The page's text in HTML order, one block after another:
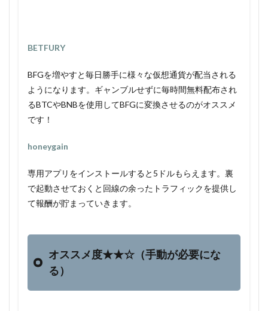
BETFURY
BFGを増やすと毎日勝手に様々な仮想通貨が配当される
ようになります。ギャンブルせずに毎時間無料配布され
るBTCやBNBを使用してBFGに変換させるのがオススメ
です！
honeygain
専用アプリをインストールすると5ドルもらえます。裏
で起動させておくと回線の余ったトラフィックを提供し
て報酬が貯まっていきます。
オススメ度★★☆（手動が必要にな
る）